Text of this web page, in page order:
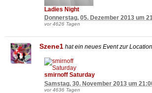
Ladies Night
Donnerstag, 05. Dezember 2013 um
vor 4626 Tagen
Szene1 hat ein neues Event zur Location
smirnoff Saturday
Samstag, 30. November 2013 um
vor 4636 Tagen